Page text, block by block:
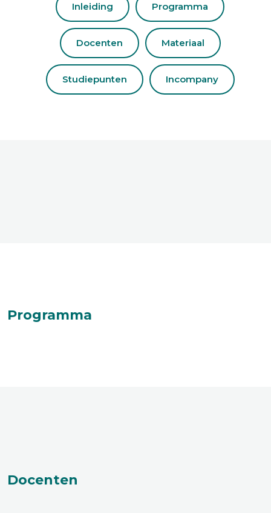
Inleiding Programma
Docenten Materiaal
Studiepunten Incompany
Programma
Docenten